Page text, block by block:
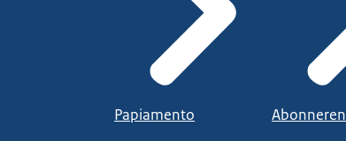
Papiamento Abonneren